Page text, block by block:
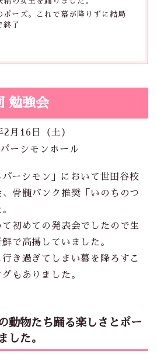
ポーズ。これで幕が降りずに結局
終了
勉強会
2月16日（土）
ーシモンホール
ーシモン」において世田谷校
骨髄バンク推奨「いのちのつ
初めての発表会でしたので生
で高揚していました。
き過ぎてしまい幕を降ろすこ
もありました。
動物たち踊る楽しさとポー
した。